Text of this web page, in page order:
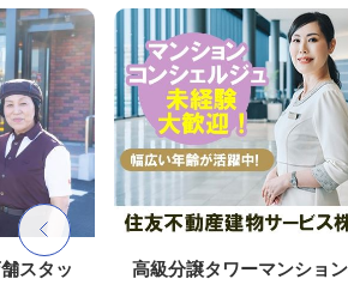
スタッ
高級分譲タワーマンショ